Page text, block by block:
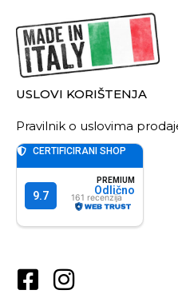
USLOVI KORIŠTENJA
Pravilnik o uslovima